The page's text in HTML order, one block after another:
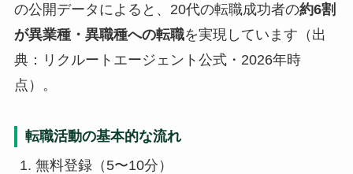
の公開データによると、20代の転職成功者の約6割
が異業種・異職種への転職を実現しています（出
典：リクルートエージェント公式・2026年時
点）。
転職活動の基本的な流れ
無料登録（5〜10分）